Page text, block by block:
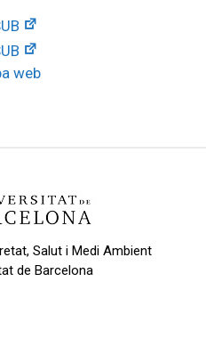
web
Salut i Medi Ambient
de Barcelona